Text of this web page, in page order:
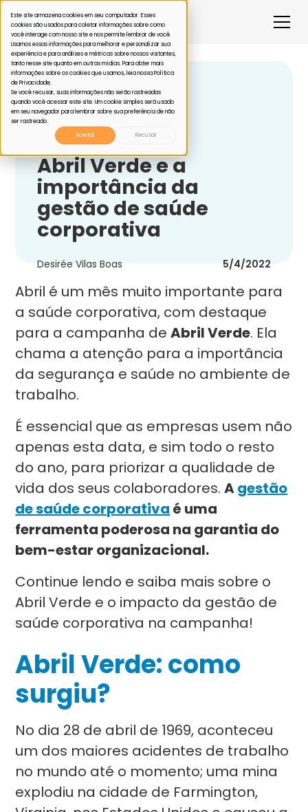
Este site armazena cookies em seu computador. Esses
cookies são usados para coletar informações sobre como
você interage com nosso site e nos permite lembrar de você.
Usamos essas informações para melhorar e personalizar sua
experiência e para análises e métricas sobre nossos visitantes,
tanto nesse site quanto em outras mídias. Para obter mais
informações sobre os cookies que usamos, leia nossa Política
de Privacidade.
Se você recusar, suas informações não serão rastreadas
quando você acessar este site. Um cookie simples será usado
em seu navegador para lembrar sobre sua preferência de não
ser rastreado.
Aceitar
Recusar
Voltar
Saúde corporativa
Abril Verde e a
importância da
gestão de saúde
corporativa
Desirée Vilas Boas 5/4/2022
Abril é um mês muito importante para
a saúde corporativa, com destaque
para a campanha deAbril Verde. Ela
chama a atenção para a importância
da segurança e saúde no ambiente de
trabalho.
É essencial que as empresas usem não
apenas esta data, e sim todo o resto
do ano, para priorizar a qualidade de
vida dos seus colaboradores.Agestão
de saúde corporativa é uma
ferramenta poderosa na garantia do
bem-estar organizacional.
Continue lendo e saiba mais sobre o
Abril Verde e o impacto da gestão de
saúde corporativa na campanha!
Abril Verde: como
surgiu?
No dia 28 de abril de 1969, aconteceu
um dos maiores acidentes de trabalho
no mundo até o momento; uma mina
explodiu na cidade de Farmington,